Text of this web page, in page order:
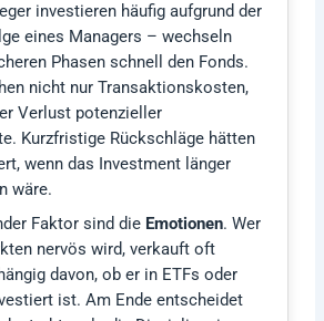
investieren häufig aufgrund der
eines Managers – wechseln
Phasen schnell den Fonds.
nicht nur Transaktionskosten,
Verlust potenzieller
Kurzfristige Rückschläge hätten
wenn das Investment länger
wäre.
Faktor sind die Emotionen. Wer
nervös wird, verkauft oft
davon, ob er in ETFs oder
ist. Am Ende entscheidet